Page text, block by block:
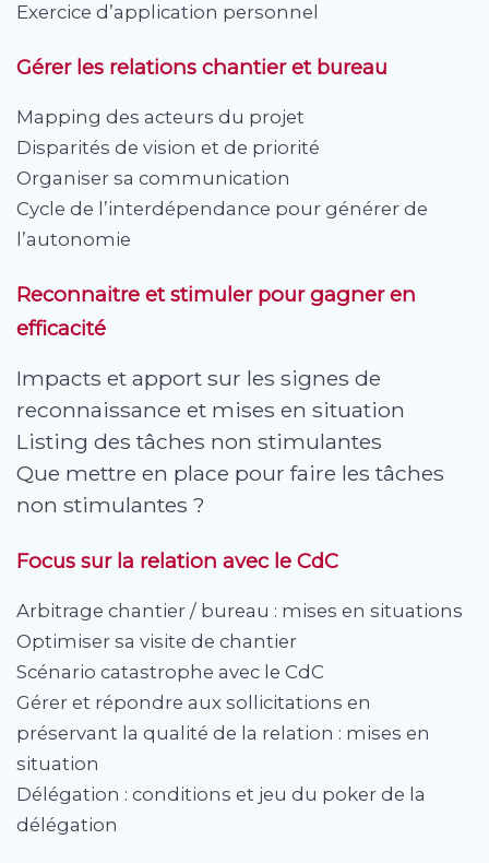
Exercice d’application personnel
Gérer les relations chantier et bureau
Mapping des acteurs du projet
Disparités de vision et de priorité
Organiser sa communication
Cycle de l’interdépendance pour générer de
l’autonomie
Reconnaitre et stimuler pour gagner en
efficacité
Impacts et apport sur les signes de
reconnaissance et mises en situation
Listing des tâches non stimulantes
Que mettre en place pour faire les tâches
non stimulantes ?
Focus sur la relation avec le CdC
Arbitrage chantier / bureau : mises en situations
Optimiser sa visite de chantier
Scénario catastrophe avec le CdC
Gérer et répondre aux sollicitations en
préservant la qualité de la relation : mises en
situation
Délégation : conditions et jeu du poker de la
délégation